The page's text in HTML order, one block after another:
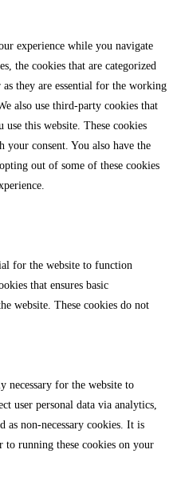
experience while you navigate
the cookies that are categorized
as they are essential for the working
also use third-party cookies that
use this website. These cookies
consent. You also have the
out of some of these cookies
for the website to function
that ensures basic
website. These cookies do not
necessary for the website to
user personal data via analytics,
as non-necessary cookies. It is
to running these cookies on your